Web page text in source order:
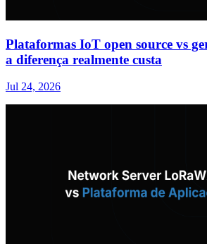
Plataformas IoT open source vs
a diferença realmente custa
Jul 24, 2026